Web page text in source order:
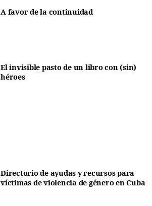
A favor de la continuidad
El invisible pasto de un libro con (sin)
héroes
Directorio de ayudas y recursos para
víctimas de violencia de género en Cuba